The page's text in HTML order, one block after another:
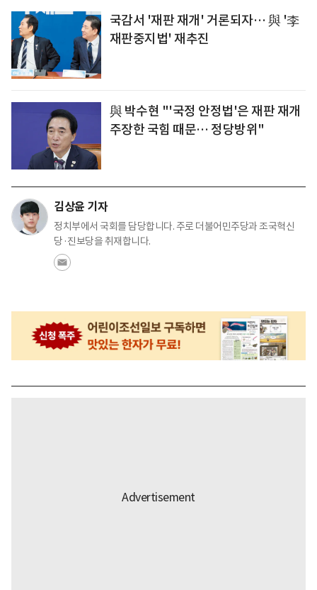
국감서 '재판 재개' 거론되자… 與 '李
재판중지법' 재추진
與 박수현 "'국정 안정법'은 재판 재개
주장한 국힘 때문… 정당방위"
김상윤 기자
정치부에서 국회를 담당합니다. 주로 더불어민주당과 조국혁신
당·진보당을 취재합니다.